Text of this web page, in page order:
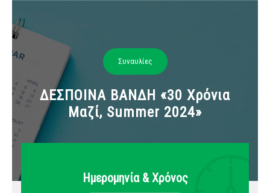
Συναυλίες
ΔΕΣΠΟΙΝΑ ΒΑΝΔΗ «30 Χρόνια
Μαζί, Summer 2024»
Ημερομηνία & Xρόνος